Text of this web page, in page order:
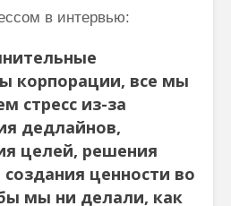
в интервью:
корпорации, все мы
стресс из-за
дедлайнов,
целей, решения
ценности во
мы ни делали, как
этой
законом